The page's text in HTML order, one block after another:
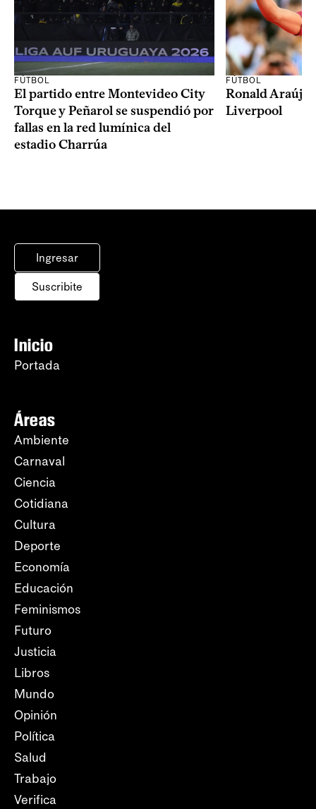
FÚTBOL
El partido entre Montevideo City
Torque y Peñarol se suspendió por
fallas en la red lumínica del
estadio Charrúa
FÚTBOL
Ronald Araújo
Liverpool
Ingresar
Suscribite
Inicio
Portada
Áreas
Ambiente
Carnaval
Ciencia
Cotidiana
Cultura
Deporte
Economía
Educación
Feminismos
Futuro
Justicia
Libros
Mundo
Opinión
Política
Salud
Trabajo
Verifica